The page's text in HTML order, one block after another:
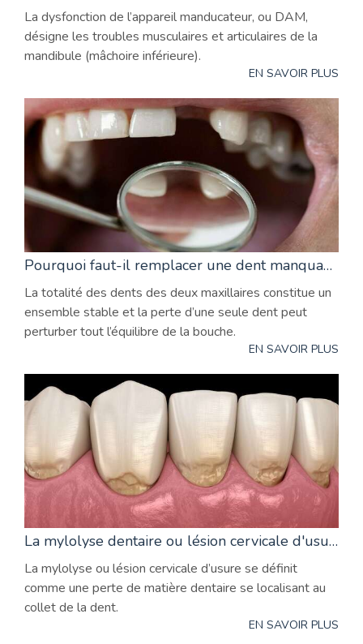
La dysfonction de l’appareil manducateur, ou DAM,
désigne les troubles musculaires et articulaires de la
mandibule (mâchoire inférieure).
EN SAVOIR PLUS
Pourquoi faut-il remplacer une dent manquante ?
La totalité des dents des deux maxillaires constitue un
ensemble stable et la perte d’une seule dent peut
perturber tout l’équilibre de la bouche.
EN SAVOIR PLUS
La mylolyse dentaire ou lésion cervicale d'usure
La mylolyse ou lésion cervicale d’usure se définit
comme une perte de matière dentaire se localisant au
collet de la dent.
EN SAVOIR PLUS